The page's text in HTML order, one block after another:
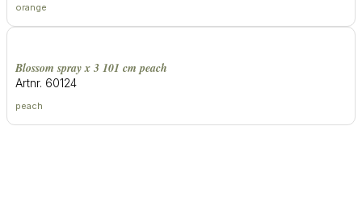
orange
blossom spray x 3 101 cm peach
Artnr. 60124
peach